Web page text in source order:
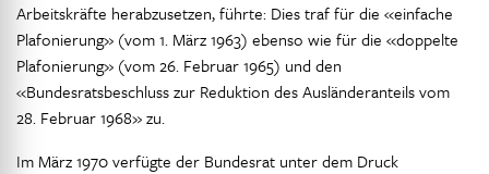
Arbeitskräfte herabzusetzen, führte: Dies traf für die «einfache
Plafonierung» (vom 1. März 1963) ebenso wie für die «doppelte
Plafonierung» (vom 26. Februar 1965) und den
«Bundesratsbeschluss zur Reduktion des Ausländeranteils vom
28. Februar 1968» zu.
Im März 1970 verfügte der Bundesrat unter dem Druck